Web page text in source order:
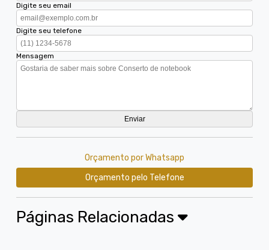
Digite seu email
Digite seu telefone
Mensagem
Orçamento por Whatsapp
Orçamento pelo Telefone
Páginas Relacionadas